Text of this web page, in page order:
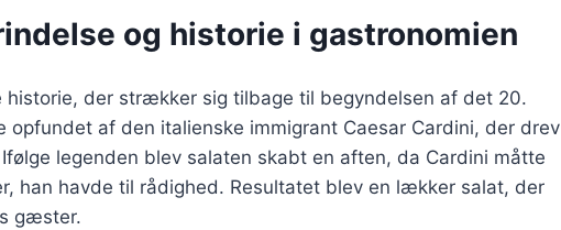
og historie i gastronomien
der strækker sig tilbage til begyndelsen af det 20.
af den italienske immigrant Caesar Cardini, der drev
legenden blev salaten skabt en aften, da Cardini måtte
han havde til rådighed. Resultatet blev en lækker salat, der
gæster.